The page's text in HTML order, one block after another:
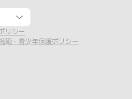
リシー
範・青少年保護ポリシー